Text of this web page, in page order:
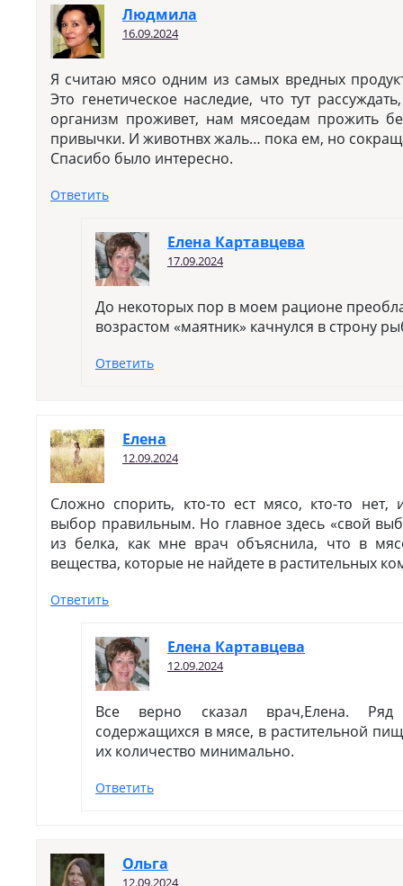
Людмила
16.09.2024
Я считаю мясо одним из самых вредных
Это генетическое наследие, что тут
организм проживет, нам мясоедам прожить
привычки. И животнвх жаль… пока ем, но
Спасибо было интересно.
Ответить
Елена Картавцева
17.09.2024
До некоторых пор в моем рационе
возрастом «маятник» качнулся в строну
Ответить
Елена
12.09.2024
Сложно спорить, кто-то ест мясо, кто-то нет,
выбор правильным. Но главное здесь «свой
из белка, как мне врач объяснила, что в
вещества, которые не найдете в растительных
Ответить
Елена Картавцева
12.09.2024
Все верно сказал врач,Елена. Ряд
содержащихся в мясе, в растительной
их количество минимально.
Ответить
Ольга
12.09.2024